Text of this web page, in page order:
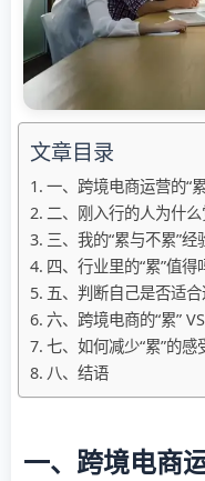
文章目录
一、跨境电商运营的“
二、刚入行的人为什么
三、我的“累与不累”经
四、行业里的“累”值得
五、判断自己是否适
六、跨境电商的“累”
七、如何减少“累”的感
八、结语
一、跨境电商